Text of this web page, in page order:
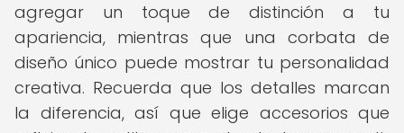
agregar un toque de distinción a tu
apariencia, mientras que una corbata de
diseño único puede mostrar tu personalidad
creativa. Recuerda que los detalles marcan
la diferencia, así que elige accesorios que